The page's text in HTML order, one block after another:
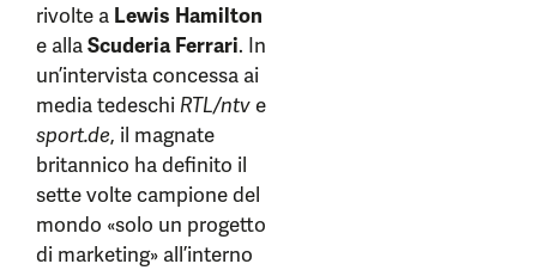
rivolte a Lewis Hamilton
e allaScuderia Ferrari. In
un’intervista concessa ai
media tedeschi RTL/ntve
sport.de, il magnate
britannico ha definito il
sette volte campione del
mondo «solo un progetto
di marketing» all’interno